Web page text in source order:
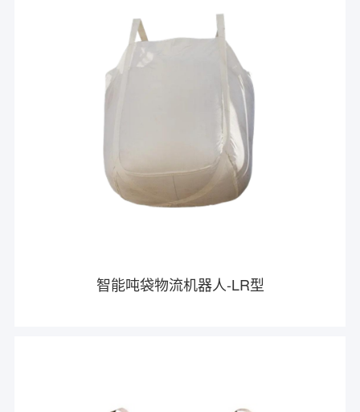
智能吨袋物流机器人-LR型